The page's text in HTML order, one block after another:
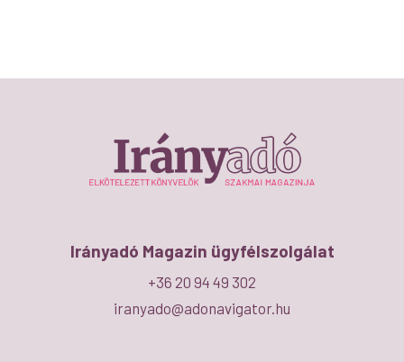
Irányadó Magazin ügyfélszolgálat
+36 20 94 49 302
iranyado@adonavigator.hu